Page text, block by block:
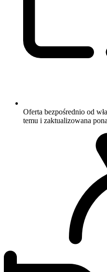
Oferta bezpośrednio od
temu i zaktualizowana